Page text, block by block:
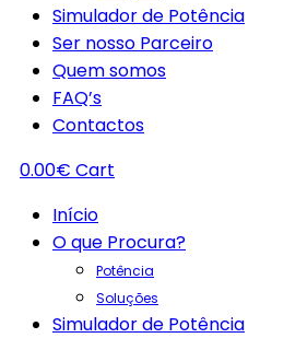
Simulador de Potência
Ser nosso Parceiro
Quem somos
FAQ’s
Contactos
0.00€ Cart
Início
O que Procura?
Potência
Soluções
Simulador de Potência